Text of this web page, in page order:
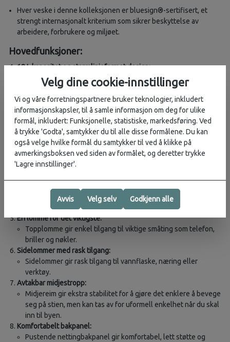
Hver veske i denne kolleksjonen er bluesign®-sertifisert, et
strengt internasjonalt kriterium som sikrer beskyttelse av
arbeidere, forbrukere og miljøet.
Hovedfunksjoner:
18 L kapasitet og strømlinjeformet design:
Strømlinjeformet nok for reiser, en dagstur eller en tur til
byen, men stor nok til å ta med ekstra plagg, mat og andre
forsyninger.
Regntrekk inkludert:
Spesialtilpasset regntrekk beskytter utstyret ditt i det
våteste vær og oppbevares pent i sideveggen når solen
skinner igjen.
Et bluesign®-sertifisert produkt:
bluesign® er et strengt internasjonalt kriterium som sikrer
Festeløkker lar deg oppbevare gåstavene når de ikke er i
En lomme for det viktigste:
Topplomme gir enkel tilgang til viktige småting som telefon,
briller og nøkler.
Sidelommer med rask tilgang:
Sidelommer gir rask tilgang til vannflaske, næring eller
verktøy.
Avtakbar midjestropp:
Midjereim gir ekstra stabilitet for å gjøre det enklere å bevege
seg på stien, men kan tas av for uformell enkelhet når du skal
inn til byen.
Komfortabelt bakpanel:
Pustende nettingbakpanel gir komfortabel, lett støtte og
Velg dine cookie-innstillinger
Vi og våre forretningspartnere bruker teknologier, inkludert
informasjonskapsler, til å samle informasjon om deg for ulike
formål, inkludert: Funksjonelle, statistiske, markedsføring. Ved
å trykke 'Godta', samtykker du til alle disse formålene. Du kan
også velge hvilke formål du samtykker til ved å klikke på
avmerkingsboksen ved siden av formålet, og deretter trykke
'Lagre innstillinger'.
Avvis Velg selv Godkjenn alle